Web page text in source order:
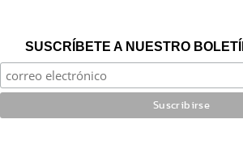
SUSCRÍBETE A NUESTRO